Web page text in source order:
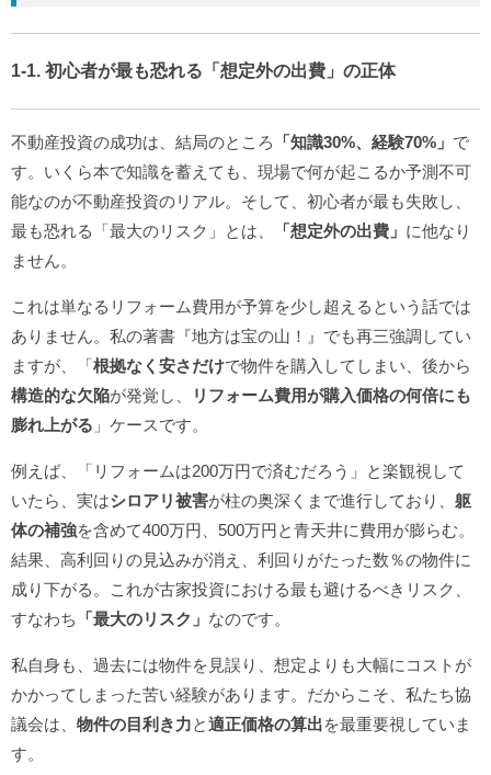
1-1. 初心者が最も恐れる「想定外の出費」の正体
不動産投資の成功は、結局のところ 「知識30%、経験70%」 で
す。いくら本で知識を蓄えても、現場で何が起こるか予測不可
能なのが不動産投資のリアル。そして、初心者が最も失敗し、
最も恐れる「最大のリスク」とは、
「想定外の出費」 に他なり
ません。
これは単なるリフォーム費用が予算を少し超えるという話では
ありません。私の著書『地方は宝の山！』でも再三強調してい
ますが、「根拠なく安さだけで物件を購入してしまい、後から
構造的な欠陥が発覚し、
リフォーム費用が購入価格の何倍にも
膨れ上がる 」ケースです。
例えば、「リフォームは200万円で済むだろう」と楽観視して
いたら、実はシロアリ被害が柱の奥深くまで進行しており、 躯
体の補強を含めて400万円、500万円と青天井に費用が膨らむ。
結果、高利回りの見込みが消え、利回りがたった数％の物件に
成り下がる。これが古家投資における最も避けるべきリスク、
すなわち
「最大のリスク」 なのです。
私自身も、過去には物件を見誤り、想定よりも大幅にコストが
かかってしまった苦い経験があります。だからこそ、私たち協
議会は、 物件の目利き力と適正価格の算出を最重要視していま
す。